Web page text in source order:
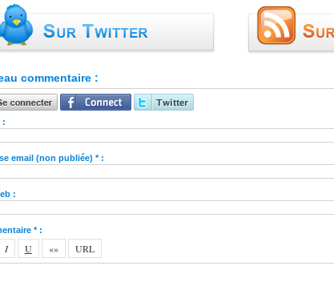
commentaire :
:
email (non publiée) * :
:
* :